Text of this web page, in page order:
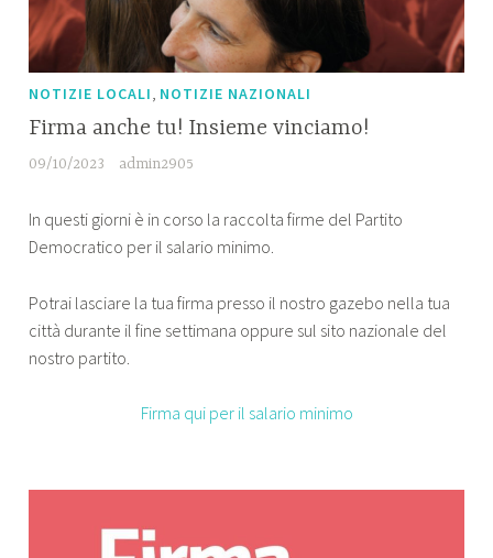
NOTIZIE LOCALI NOTIZIE NAZIONALI
Firma anche tu! Insieme vinciamo!
09/10/2023 admin2905
In questi giorni è in corso la raccolta firme del Partito
Democratico per il salario minimo.
Potrai lasciare la tua firma presso il nostro gazebo nella tua
città durante il fine settimana oppure sul sito nazionale del
nostro partito.
Firma qui per il salario minimo